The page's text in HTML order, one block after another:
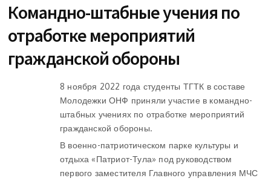
Командно-штабные учения по
отработке мероприятий
гражданской обороны
8 ноября 2022 года студенты ТГТК в составе
Молодежки ОНФ приняли участие в командно-
штабных учениях по отработке мероприятий
гражданской обороны.
В военно-патриотическом парке культуры и
отдыха «Патриот-Тула» под руководством
первого заместителя Главного управления МЧС